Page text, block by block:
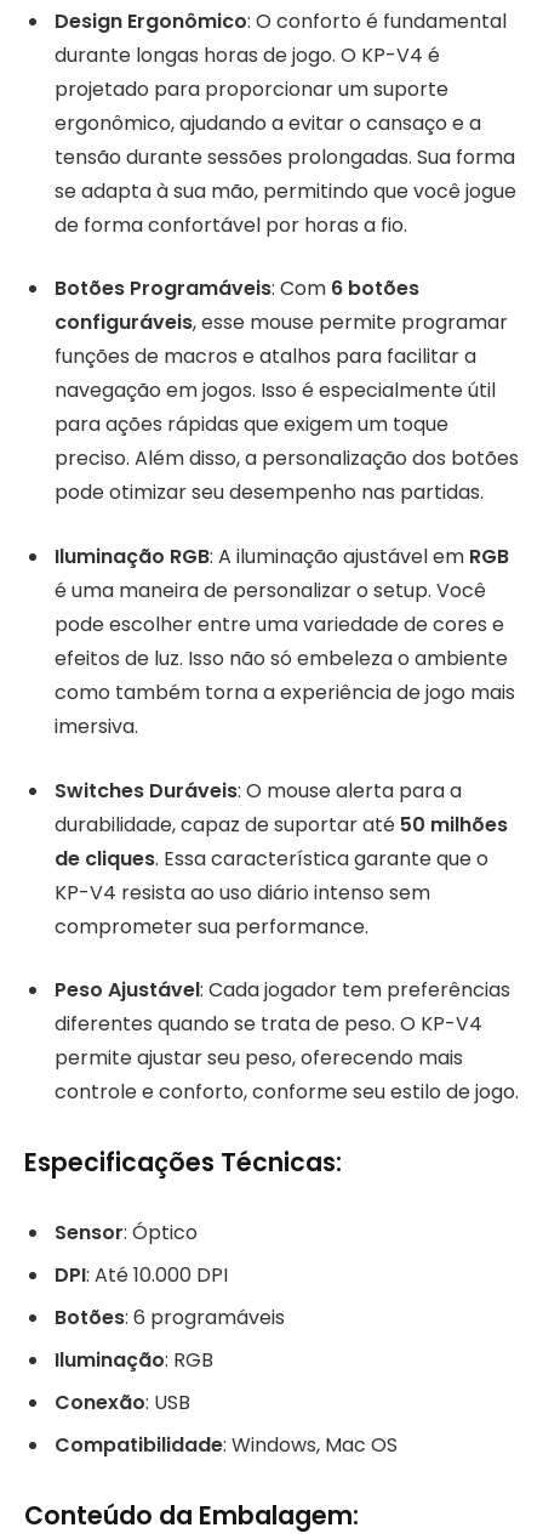
Design Ergonômico: O conforto é fundamental
durante longas horas de jogo. O KP-V4 é
projetado para proporcionar um suporte
ergonômico, ajudando a evitar o cansaço e a
tensão durante sessões prolongadas. Sua forma
se adapta à sua mão, permitindo que você jogue
de forma confortável por horas a fio.
Botões Programáveis: Com 6 botões
configuráveis, esse mouse permite programar
funções de macros e atalhos para facilitar a
navegação em jogos. Isso é especialmente útil
para ações rápidas que exigem um toque
preciso. Além disso, a personalização dos botões
pode otimizar seu desempenho nas partidas.
Iluminação RGB: A iluminação ajustável em RGB
é uma maneira de personalizar o setup. Você
pode escolher entre uma variedade de cores e
efeitos de luz. Isso não só embeleza o ambiente
como também torna a experiência de jogo mais
imersiva.
Switches Duráveis: O mouse alerta para a
durabilidade, capaz de suportar até 50 milhões
de cliques. Essa característica garante que o
KP-V4 resista ao uso diário intenso sem
comprometer sua performance.
Peso Ajustável: Cada jogador tem preferências
diferentes quando se trata de peso. O KP-V4
permite ajustar seu peso, oferecendo mais
controle e conforto, conforme seu estilo de jogo.
Especificações Técnicas:
Sensor: Óptico
DPI: Até 10.000 DPI
Botões: 6 programáveis
Iluminação: RGB
Conexão: USB
Compatibilidade: Windows, Mac OS
Conteúdo da Embalagem: